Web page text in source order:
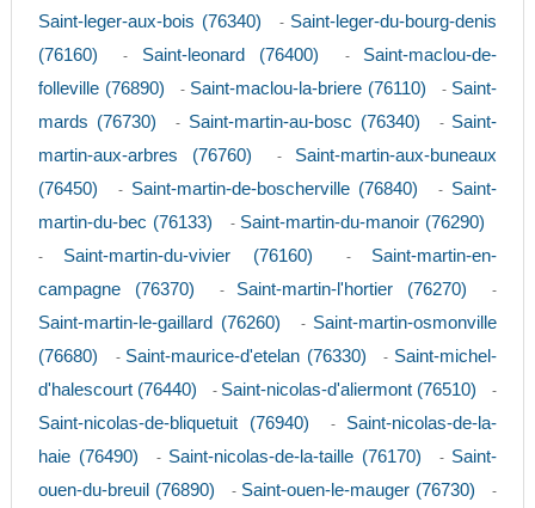
Saint-leger-aux-bois (76340) - Saint-leger-du-bourg-denis
(76160)
- Saint-leonard (76400) - Saint-maclou-de-
folleville (76890)
- Saint-maclou-la-briere (76110) - Saint-
mards (76730)
- Saint-martin-au-bosc (76340) - Saint-
martin-aux-arbres (76760)
- Saint-martin-aux-buneaux
(76450)
- Saint-martin-de-boscherville (76840) - Saint-
martin-du-bec (76133)
- Saint-martin-du-manoir (76290)
- Saint-martin-du-vivier (76160) - Saint-martin-en-
campagne (76370)
- Saint-martin-l'hortier (76270) -
Saint-martin-le-gaillard (76260) - Saint-martin-osmonville
(76680)
- Saint-maurice-d'etelan (76330) - Saint-michel-
d'halescourt (76440)
- Saint-nicolas-d'aliermont (76510) -
Saint-nicolas-de-bliquetuit (76940) - Saint-nicolas-de-la-
haie (76490)
- Saint-nicolas-de-la-taille (76170) - Saint-
ouen-du-breuil (76890)
- Saint-ouen-le-mauger (76730) -